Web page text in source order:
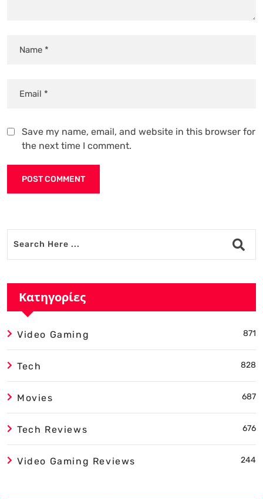
Save my name, email, and website in this browser for
the next time I comment.
Κατηγορίες
Video Gaming 871
Tech 828
Movies 687
Tech Reviews 676
Video Gaming Reviews 244